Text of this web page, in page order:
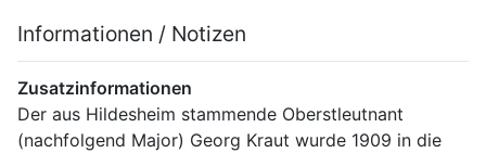
Informationen / Notizen
Zusatzinformationen
Der aus Hildesheim stammende Oberstleutnant
(nachfolgend Major) Georg Kraut wurde 1909 in die